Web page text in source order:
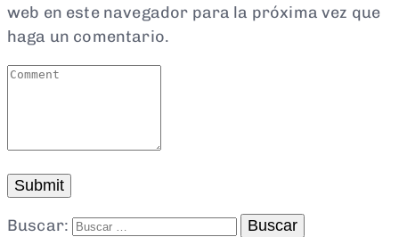
web en este navegador para la próxima vez que
haga un comentario.
Buscar: